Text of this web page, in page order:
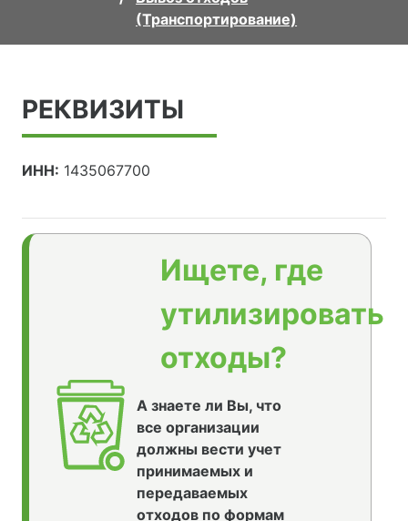
(Транспортирование)
РЕКВИЗИТЫ
ИНН: 1435067700
Ищете, где
утилизировать
отходы?
А знаете ли Вы, что
все организации
должны вести учет
принимаемых и
передаваемых
отходов по формам